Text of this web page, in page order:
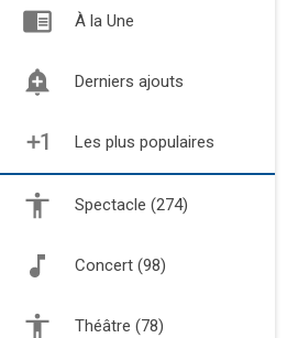
chrome_reader_mode À la Une
add_alert Derniers ajouts
exposure_plus_1 Les plus populaires
Spectacle (274)
Concert (98)
Théâtre (78)